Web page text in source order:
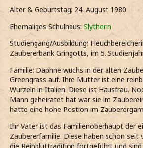
Alter & Geburtstag: 24. August 1980
Ehemaliges Schulhaus: Slytherin
Studiengang/Ausbildung:
Zaubererbank Gringotts, im 5.
Familie: Daphne wuchs in der alten
Greengrass auf. Ihre Mutter ist eine
Wurzeln in Italien. Diese ist Hausfrau.
Mann geheiratet hat war sie im
hatte eine hohe Postion im
Ihr Vater ist das Familienoberhaupt der
Zaubererfamilie. Diese haben schon seit
die Reinbluttradition fortgeführt und sind